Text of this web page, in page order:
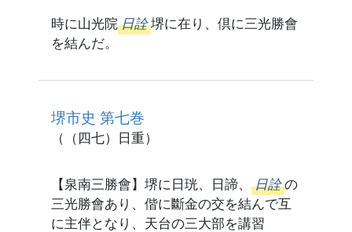
時に山光院 日詮 堺に在り、倶に三光勝會
を結んだ。
堺市史 第七巻
（（四七）日重）
【泉南三勝會】堺に日珖、日諦、 日詮 の
三光勝會あり、偕に斷金の交を結んで互
に主伴となり、天台の三大部を講習